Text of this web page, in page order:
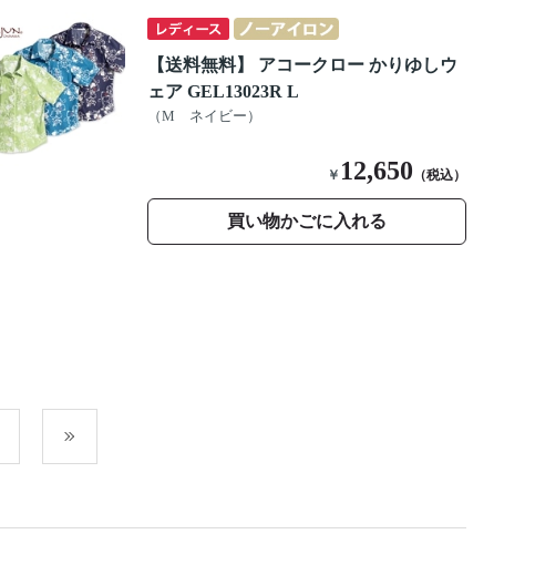
【送料無料】 アコークロー かりゆしウ
ェア GEL13023R L
（M ネイビー）
￥ 12,650 （税込）
買い物かごに入れる